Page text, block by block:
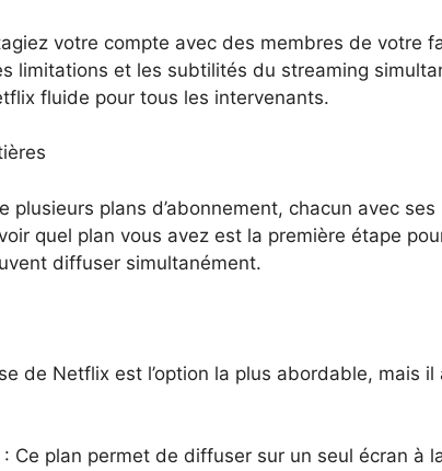
votre compte avec des membres de votre
limitations et les subtilités du streaming
fluide pour tous les intervenants.
plusieurs plans d’abonnement, chacun avec
quel plan vous avez est la première étape
diffuser simultanément.
de Netflix est l’option la plus abordable, mais
: Ce plan permet de diffuser sur un seul écran à